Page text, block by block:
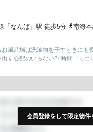
「なんば」駅 徒歩5分
南海本線
風呂場は洗濯物を干すときにも
出す心配のいらない24時間ゴミ出
会員登録をして限定物件